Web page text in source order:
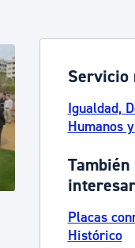
Servicio
Igualdad,
Humanos
interesar
Placas
Histórico